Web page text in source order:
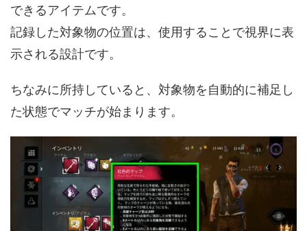
できるアイテムです。
記録した対象物の位置は、使用することで視界に表
示される設計です。
ちなみに所持していると、対象物を自動的に補足し
た状態でマッチが始まります。